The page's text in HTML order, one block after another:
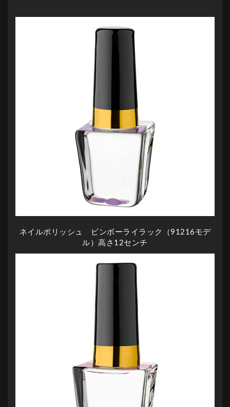
ネイルポリッシュ ビンボーライラック（91216モデ
ル）高さ12センチ